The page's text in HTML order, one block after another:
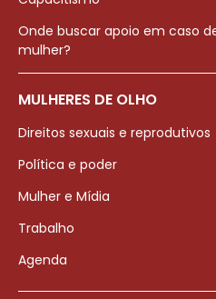
Onde buscar apoio em caso
mulher?
MULHERES DE OLHO
Direitos sexuais e reprodutivos
Política e poder
Mulher e Mídia
Trabalho
Agenda